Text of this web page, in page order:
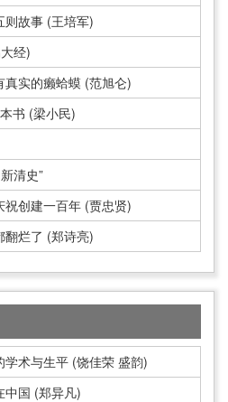
则故事 (王培军)
经)
真实的癞蛤蟆 (范旭仑)
书 (梁小民)
清史”
祝创建一百年 (贾忠贤)
翻烂了 (郑诗亮)
学术与生平 (饶佳荣 盛韵)
中国 (郑异凡)